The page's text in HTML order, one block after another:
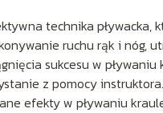
technika pływacka,
ruchu rąk i nóg,
sukcesu w
z pomocy
efekty w pływaniu